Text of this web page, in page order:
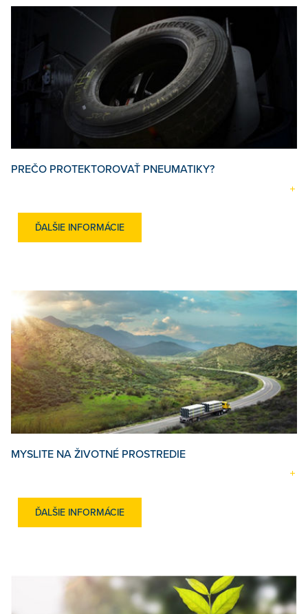
PREČO PROTEKTOROVAŤ PNEUMATIKY?
ĎALŠIE INFORMÁCIE
MYSLITE NA ŽIVOTNÉ PROSTREDIE
ĎALŠIE INFORMÁCIE